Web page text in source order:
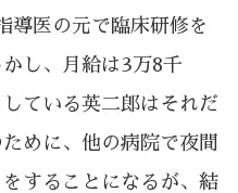
導医の元で臨床研修を
し、月給は3万8千
ている英二郎はそれだ
めに、他の病院で夜間
することになるが、結